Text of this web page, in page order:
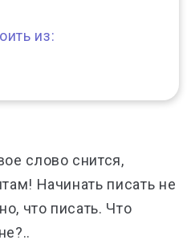
из:
слово снится,
Начинать писать не
что писать. Что